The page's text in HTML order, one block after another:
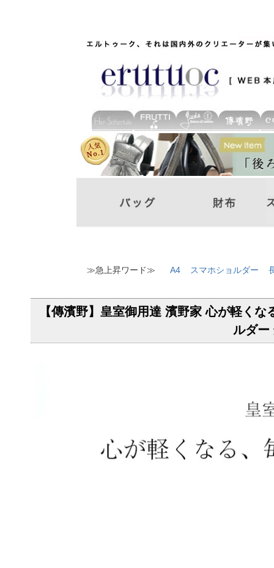
≫急上昇ワード≫ A4 スマホショルダー
【傳濱野】皇室御用達 濱野家 心が軽く
ルダー